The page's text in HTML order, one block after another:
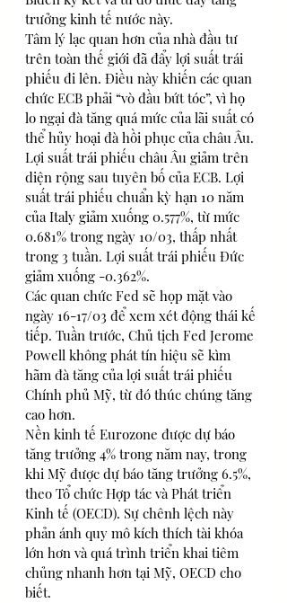
trưởng kinh tế nước này.
Tâm lý lạc quan hơn của nhà đầu tư
trên toàn thế giới đã đẩy lợi suất trái
phiếu đi lên. Điều này khiến các quan
chức ECB phải “vò đầu bứt tóc”, vì họ
lo ngại đà tăng quá mức của lãi suất có
thể hủy hoại đà hồi phục của châu Âu.
Lợi suất trái phiếu châu Âu giảm trên
diện rộng sau tuyên bố của ECB. Lợi
suất trái phiếu chuẩn kỳ hạn 10 năm
của Italy giảm xuống 0.577%, từ mức
0.681% trong ngày 10/03, thấp nhất
trong 3 tuần. Lợi suất trái phiếu Đức
giảm xuống -0.362%.
Các quan chức Fed sẽ họp mặt vào
ngày 16-17/03 để xem xét động thái kế
tiếp. Tuần trước, Chủ tịch Fed Jerome
Powell không phát tín hiệu sẽ kìm
hãm đà tăng của lợi suất trái phiếu
Chính phủ Mỹ, từ đó thúc chúng tăng
cao hơn.
Nền kinh tế Eurozone được dự báo
tăng trưởng 4% trong năm nay, trong
khi Mỹ được dự báo tăng trưởng 6.5%,
theo Tổ chức Hợp tác và Phát triển
Kinh tế (OECD). Sự chênh lệch này
phản ánh quy mô kích thích tài khóa
lớn hơn và quá trình triển khai tiêm
chủng nhanh hơn tại Mỹ, OECD cho
biết.